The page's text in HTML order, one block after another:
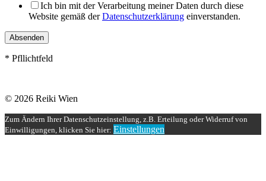
Ich bin mit der Verarbeitung meiner Daten durch diese
Website gemäß derDatenschutzerklärung einverstanden.
Absenden
* Pfllichtfeld
© 2026 Reiki Wien
Zum Ändern Ihrer Datenschutzeinstellung, z.B. Erteilung oder Widerruf von
Einwilligungen, klicken Sie hier: Einstellungen